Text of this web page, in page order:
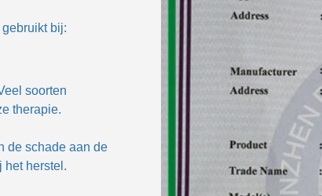
bij:
soorten
therapie.
de schade aan de
het herstel.